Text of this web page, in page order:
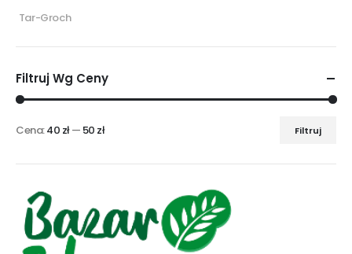
Tar-Groch
Filtruj Wg Ceny
Filtruj
Cena:40 zł— 50 zł